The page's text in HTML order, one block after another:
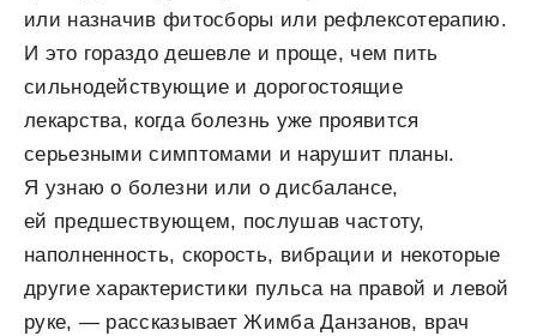
или назначив фитосборы или рефлексотерапию.
И это гораздо дешевле и проще, чем пить
сильнодействующие и дорогостоящие
лекарства, когда болезнь уже проявится
серьезными симптомами и нарушит планы.
Я узнаю о болезни или о дисбалансе,
ей предшествующем, послушав частоту,
наполненность, скорость, вибрации и некоторые
другие характеристики пульса на правой и левой
руке, — рассказывает Жимба Данзанов, врач